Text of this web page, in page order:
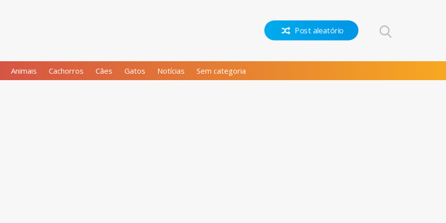
Post aleatório
Animais Cachorros Cães Gatos Notícias Sem categoria